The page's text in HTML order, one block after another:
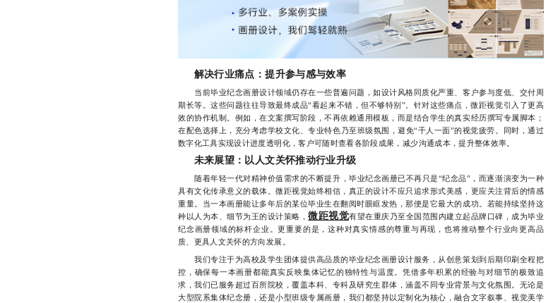
解决行业痛点：提升参与感与效率
当前毕业纪念画册设计领域仍存在一些普遍问题，如设计风格同质化严重、客户参与度低、交付周
期长等。这些问题往往导致最终成品“看起来不错，但不够特别”。针对这些痛点，微距视觉引入了更高
效的协作机制。例如，在文案撰写阶段，不再依赖通用模板，而是结合学生的真实经历撰写专属脚本；
在配色选择上，充分考虑学校文化、专业特色乃至班级氛围，避免“千人一面”的视觉疲劳。同时，通过
数字化工具实现设计进度透明化，客户可随时查看各阶段成果，减少沟通成本，提升整体效率。
未来展望：以人文关怀推动行业升级
随着年轻一代对精神价值需求的不断提升，毕业纪念画册已不再只是“纪念品”，而逐渐演变为一种
具有文化传承意义的载体。微距视觉始终相信，真正的设计不应只追求形式美感，更应关注背后的情感
重量。当一本画册能让多年后的某位毕业生在翻阅时眼眶发热，那便是它最大的成功。若能持续坚持这
种以人为本、细节为王的设计策略，微距视觉有望在重庆乃至全国范围内建立起品牌口碑，成为毕业
纪念画册领域的标杆企业。更重要的是，这种对真实情感的尊重与再现，也将推动整个行业向更高品
质、更具人文关怀的方向发展。
我们专注于为高校及学生团体提供高品质的毕业纪念画册设计服务，从创意策划到后期印刷全程把
控，确保每一本画册都能真实反映集体记忆的独特性与温度。凭借多年积累的经验与对细节的极致追
求，我们已服务超过百所院校，覆盖本科、专科及研究生群体，涵盖不同专业背景与文化氛围。无论是
大型院系集体纪念册，还是小型班级专属画册，我们都坚持以定制化为核心，融合文字叙事、视觉美学